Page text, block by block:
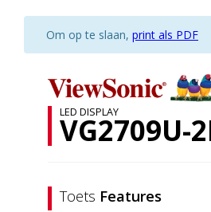
Om op te slaan, print als PDF
LED DISPLAY
VG2709U-
Toets Features